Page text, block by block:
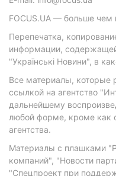
FOCUS.UA — больше чем
Перепечатка,
информации,
"Українські Новини", в
Все материалы, которые
ссылкой на агентство
дальнейшему
любой форме, кроме как
агентства.
Материалы с плашками
компаний", "Новости
"Спецпроект при